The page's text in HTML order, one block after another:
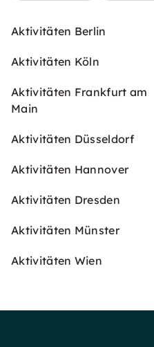
Aktivitäten Berlin
Aktivitäten Köln
Aktivitäten Frankfurt am
Main
Aktivitäten Düsseldorf
Aktivitäten Hannover
Aktivitäten Dresden
Aktivitäten Münster
Aktivitäten Wien